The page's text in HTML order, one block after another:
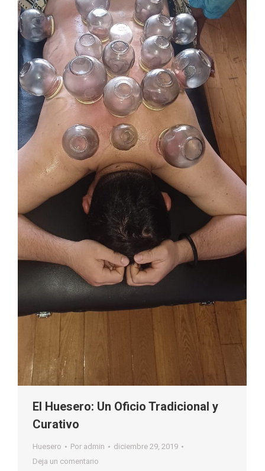
El Huesero: Un Oficio Tradicional y
Curativo
Huesero Por admin
diciembre 29, 2019
Deja un comentario